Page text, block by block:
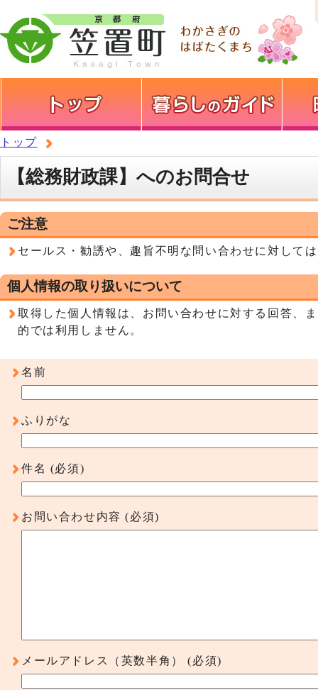
トップ
【総務財政課】へのお問合せ
ご注意
セールス・勧誘や、趣旨不明な問い合わせに対して
個人情報の取り扱いについて
取得した個人情報は、お問い合わせに対する回答、
的では利用しません。
名前
ふりがな
件名 (必須)
お問い合わせ内容 (必須)
メールアドレス（英数半角） (必須)